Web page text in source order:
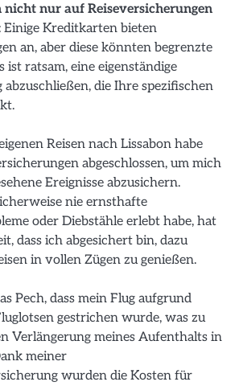
nicht nur auf Reiseversicherungen
Einige Kreditkarten bieten
an, aber diese könnten begrenzte
ist ratsam, eine eigenständige
abzuschließen, die Ihre spezifischen
Reisen nach Lissabon habe
abgeschlossen, um mich
Ereignisse abzusichern.
nie ernsthafte
oder Diebstähle erlebt habe, hat
dass ich abgesichert bin, dazu
in vollen Zügen zu genießen.
Pech, dass mein Flug aufgrund
gestrichen wurde, was zu
Verlängerung meines Aufenthalts in
meiner
wurden die Kosten für